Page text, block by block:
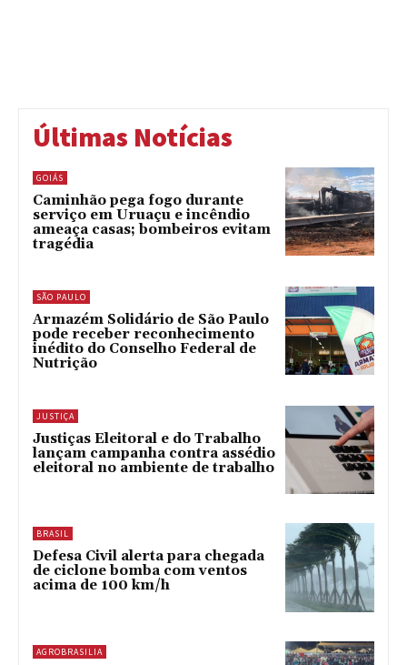
Últimas Notícias
GOIÁS
Caminhão pega fogo durante
serviço em Uruaçu e incêndio
ameaça casas; bombeiros evitam
tragédia
SÃO PAULO
Armazém Solidário de São Paulo
pode receber reconhecimento
inédito do Conselho Federal de
Nutrição
JUSTIÇA
Justiças Eleitoral e do Trabalho
lançam campanha contra assédio
eleitoral no ambiente de trabalho
BRASIL
Defesa Civil alerta para chegada
de ciclone bomba com ventos
acima de 100 km/h
AGROBRASILIA